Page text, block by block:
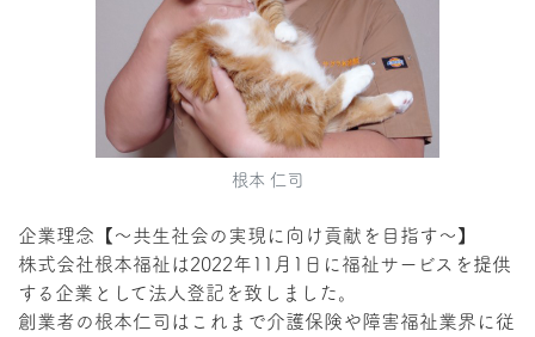
根本 仁司
企業理念【～共生社会の実現に向け貢献を目指す～】
株式会社根本福祉は2022年11月1日に福祉サービスを提供
する企業として法人登記を致しました。
創業者の根本仁司はこれまで介護保険や障害福祉業界に従